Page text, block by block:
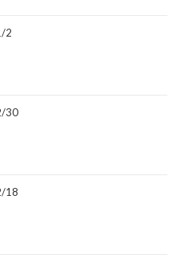
2
30
18